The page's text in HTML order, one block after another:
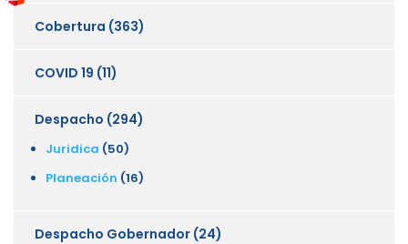
Cobertura (363)
COVID 19 (11)
Despacho (294)
Juridica (50)
Planeación (16)
Despacho Gobernador (24)